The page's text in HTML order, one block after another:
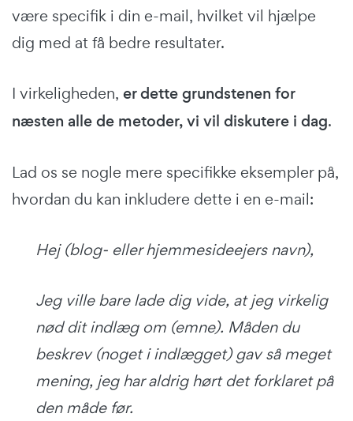
være specifik i din e-mail, hvilket vil hjælpe
dig med at få bedre resultater.
I virkeligheden, er dette grundstenen for
næsten alle de metoder, vi vil diskutere i dag.
Lad os se nogle mere specifikke eksempler på,
hvordan du kan inkludere dette i en e-mail:
Hej (blog- eller hjemmesideejers navn),
Jeg ville bare lade dig vide, at jeg virkelig
nød dit indlæg om (emne). Måden du
beskrev (noget i indlægget) gav så meget
mening, jeg har aldrig hørt det forklaret på
den måde før.